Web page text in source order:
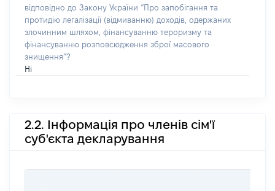
відповідно до Закону України “Про запобігання та
протидію легалізації (відмиванню) доходів, одержаних
злочинним шляхом, фінансуванню тероризму та
фінансуванню розповсюдження зброї масового
знищення”?
Ні
2.2. Інформація про членів сім'ї
суб'єкта декларування